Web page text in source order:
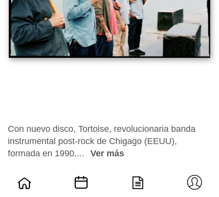
Con nuevo disco, Tortoise, revolucionaria banda
instrumental post-rock de Chigago (EEUU),
formada en 1990,...
Ver más